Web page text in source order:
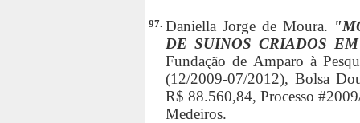
97. Daniella Jorge de Moura.
DE SUINOS CRIADOS
Fundação de Amparo à
(12/2009-07/2012), Bolsa
R$ 88.560,84, Processo
Medeiros.